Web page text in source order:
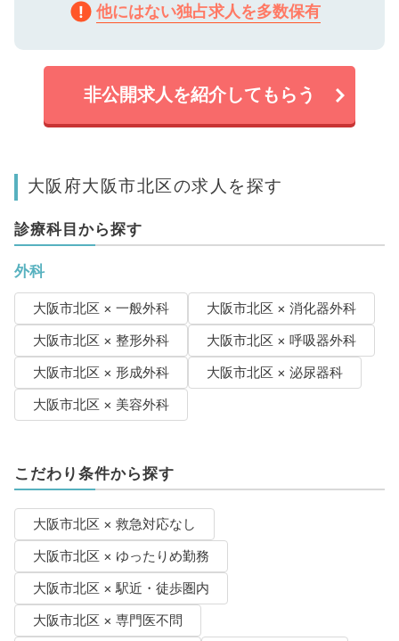
他にはない独占求人を多数保有
非公開求人を紹介してもらう
大阪府大阪市北区の求人を探す
診療科目から探す
外科
大阪市北区 × 一般外科
大阪市北区 × 消化器外科
大阪市北区 × 整形外科
大阪市北区 × 呼吸器外科
大阪市北区 × 形成外科
大阪市北区 × 泌尿器科
大阪市北区 × 美容外科
こだわり条件から探す
大阪市北区 × 救急対応なし
大阪市北区 × ゆったりめ勤務
大阪市北区 × 駅近・徒歩圏内
大阪市北区 × 専門医不問